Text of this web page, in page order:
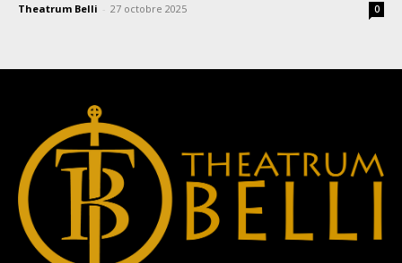
Theatrum Belli - 27 octobre 2025 0